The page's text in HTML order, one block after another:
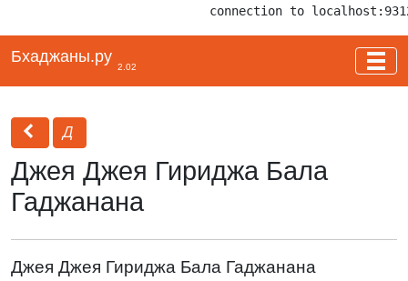
connection to
Бхаджаны.ру
2.02
Д
Джея Джея Гириджа Бала
Гаджанана
Джея Джея Гириджа Бала Гаджанана